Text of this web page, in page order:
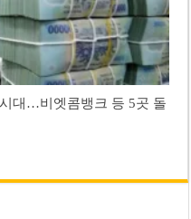
대…비엣콤뱅크 등 5곳 돌